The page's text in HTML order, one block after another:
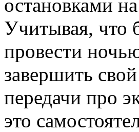
остановками
Учитывая, что
провести
завершить
передачи про
это